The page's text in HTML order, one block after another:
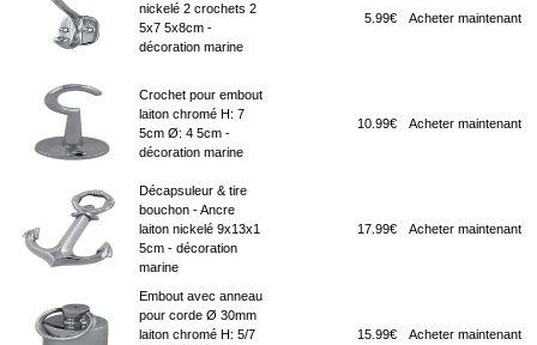
nickelé 2 crochets 2
5x7 5x8cm -
décoration marine
5.99€ Acheter maintenant
Crochet pour embout
laiton chromé H: 7
5cm Ø: 4 5cm -
décoration marine
10.99€ Acheter maintenant
Décapsuleur & tire
bouchon - Ancre
laiton nickelé 9x13x1
5cm - décoration
marine
17.99€ Acheter maintenant
Embout avec anneau
pour corde Ø 30mm
laiton chromé H: 5/7
15.99€ Acheter maintenant